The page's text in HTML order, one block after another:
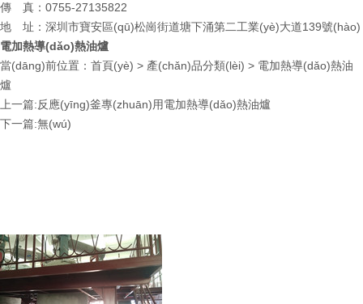
傳 真：0755-27135822
地 址：深圳市寶安區(qū)松崗街道塘下涌第二工業(yè)大道139號(hào)
電加熱導(dǎo)熱油爐
當(dāng)前位置： 首頁(yè) > 產(chǎn)品分類(lèi) > 電加熱導(dǎo)熱油
爐
上一篇:反應(yīng)釜專(zhuān)用電加熱導(dǎo)熱油爐
下一篇:無(wú)